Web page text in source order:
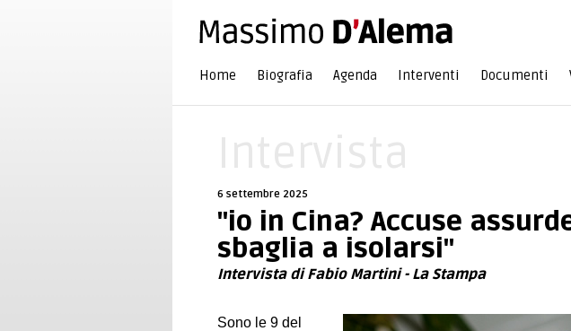
Home Biografia Agenda Interventi Documenti
6 settembre 2025
"io in Cina? Accuse
sbaglia a isolarsi"
Intervista di Fabio Martini - La Stampa
Sono le 9 del